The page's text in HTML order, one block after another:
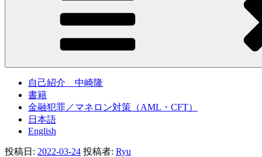
自己紹介 中崎隆
書籍
金融犯罪／マネロン対策（AML・CFT）
日本語
English
投稿日: 2022-03-24 投稿者: Ryu